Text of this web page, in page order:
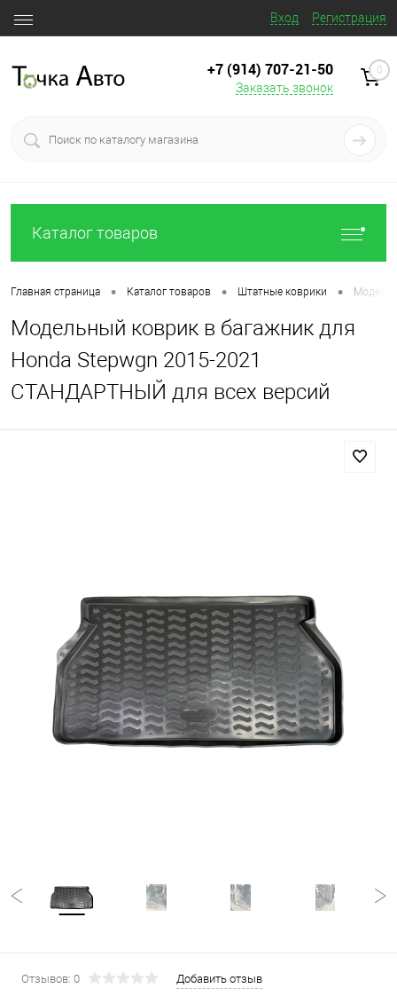
Вход Регистрация
+7 (914) 707‒21‒50
Заказать звонок
0
Каталог товаров
Главная страница • Каталог товаров • Штатные коврики •
Модельный коврик в багажник для
Honda Stepwgn 2015-2021
СТАНДАРТНЫЙ для всех версий
Отзывов: 0
Добавить отзыв